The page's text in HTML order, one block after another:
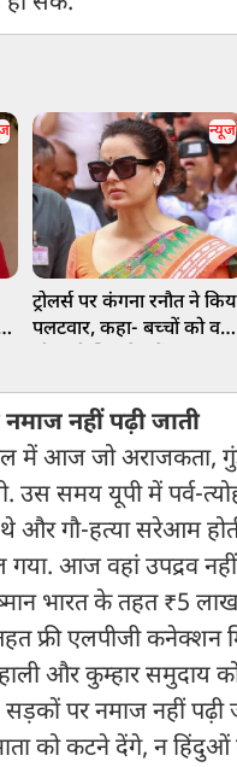
न्यूज
ट्रोलर्स पर कंगना रनौत ने
पलटवार, कहा- बच्चों को वही
नहीं पढ़ी जाती
में आज जो अराजकता,
उस समय यूपी में पर्व-
और गौ-हत्या सरेआम
गया. आज वहां उपद्रव
भारत के तहत ₹5
फ्री एलपीजी कनेक्शन
और कुम्हार समुदाय
सड़कों पर नमाज नहीं
को कटने देंगे, न